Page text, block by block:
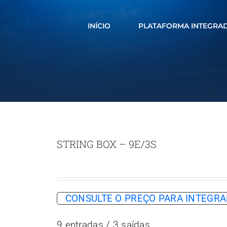
INÍCIO PLATAFORMA
STRING BOX – 9E/3S
CONSULTE O PREÇO PARA